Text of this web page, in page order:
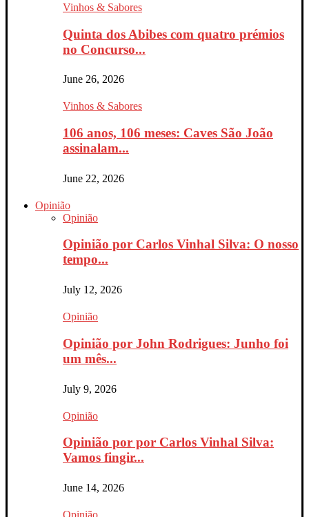
Vinhos & Sabores
Quinta dos Abibes com quatro prémios
no Concurso...
June 26, 2026
Vinhos & Sabores
106 anos, 106 meses: Caves São João
assinalam...
June 22, 2026
Opinião
Opinião
Opinião por Carlos Vinhal Silva: O nosso
tempo...
July 12, 2026
Opinião
Opinião por John Rodrigues: Junho foi
um mês...
July 9, 2026
Opinião
Opinião por por Carlos Vinhal Silva:
Vamos fingir...
June 14, 2026
Opinião